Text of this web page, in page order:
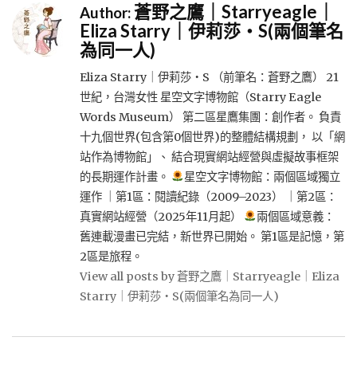
Author:蒼野之鷹｜Starryeagle｜
Eliza Starry｜伊莉莎・S(兩個筆名
為同一人)
Eliza Starry｜伊莉莎・S （前筆名：蒼野之鷹） 21
世紀，台灣女性 星空文字博物館（Starry Eagle
Words Museum） 第二區星鷹集團：創作者。 負責
十九個世界(包含第0個世界)的整體結構規劃， 以「網
站作為博物館」、 結合現實網站經營與虛擬故事框架
的長期運作計畫。
星空文字博物館：兩個區域獨立
運作 ｜第1區：閱讀紀錄（2009–2023） ｜第2區：
真實網站經營（2025年11月起）
兩個區域意義：
舊連載漫畫已完結，新世界已開始。 第1區是記憶，第
2區是旅程。
View all posts by 蒼野之鷹｜Starryeagle｜Eliza
Starry｜伊莉莎・S(兩個筆名為同一人)